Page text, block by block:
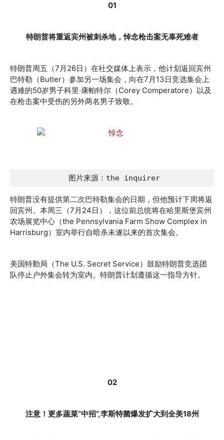
01
特朗普将重返宾州被刺杀地，悼念枪击案无辜死难者
特朗普周五（7月26日）在社交媒体上表示，他计划返回宾州
巴特勒（Butler）参加另一场集会，向在7月13日竞选集会上
遇难的50岁男子科里·康帕特尔（Corey Comperatore）以及
在枪击案中受伤的另外两名男子致敬。
图片来源：the inquirer
特朗普没有提供第二次巴特勒集会的日期，但他预计下周将返
回宾州。本周三（7月24日），这位前总统将在哈里斯堡宾州
农场展览中心（the Pennsylvania Farm Show Complex in
Harrisburg）室内举行自暗杀未遂以来的首次集会。
美国特勤局（The U.S. Secret Service）鼓励特朗普竞选团
队停止户外集会转为室内。特朗普计划遵循这一指导方针。
02
注意！更多蔬菜“中招”,李斯特菌爆发扩大到全美18州